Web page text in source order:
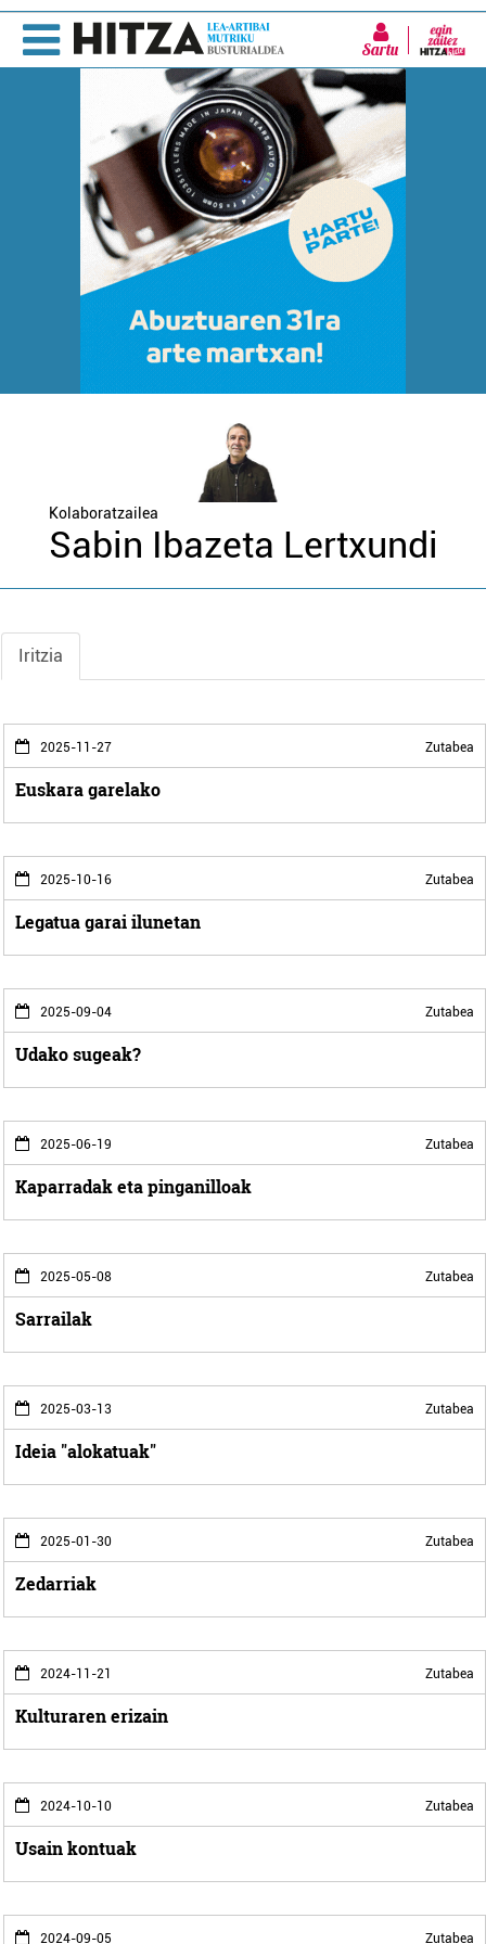
Sartu
Kolaboratzailea
Sabin Ibazeta Lertxundi
Iritzia
2025-11-27 Zutabea
Euskara garelako
2025-10-16 Zutabea
Legatua garai ilunetan
2025-09-04 Zutabea
Udako sugeak?
2025-06-19 Zutabea
Kaparradak eta pinganilloak
2025-05-08 Zutabea
Sarrailak
2025-03-13 Zutabea
Ideia "alokatuak"
2025-01-30 Zutabea
Zedarriak
2024-11-21 Zutabea
Kulturaren erizain
2024-10-10 Zutabea
Usain kontuak
2024-09-05 Zutabea